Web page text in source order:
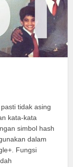
tidak asing
kata-kata
simbol hash
dalam
Fungsi